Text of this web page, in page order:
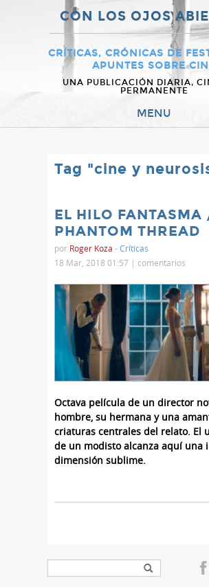
CON LOS OJOS
CRÍTICAS, CRÓNICAS DE
APUNTES SOBRE
UNA PUBLICACIÓN DIARIA,
PERMANENTE
MENU
Tag "cine y
EL HILO FANTASMA
PHANTOM THREAD
por Roger Koza -Críticas
18 Mar, 2018 01:57 | comentarios
Octava película de un director
hombre, su hermana y una
criaturas centrales del relato. El
de un modisto alcanza aquí una
dimensión sublime.